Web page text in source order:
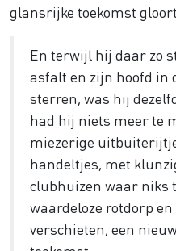
glansrijke toekomst
En terwijl hij daar zo
asfalt en zijn hoofd in
sterren, was hij
had hij niets meer te
miezerige
handeltjes, met
clubhuizen waar niks
waardeloze rotdorp
verschieten, een